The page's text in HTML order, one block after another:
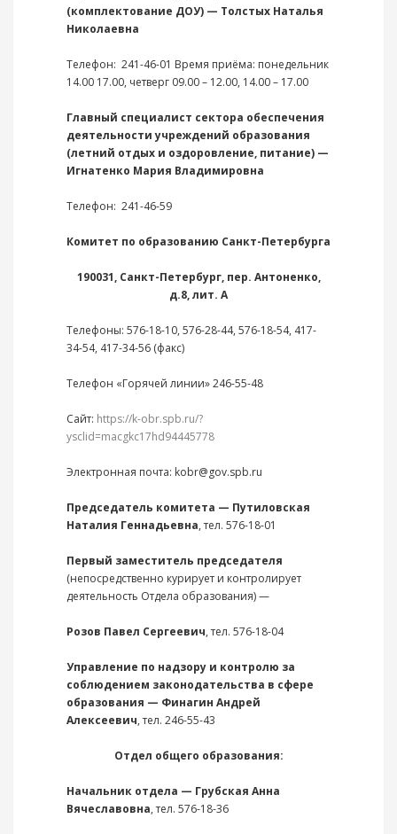
(комплектование ДОУ) — Толстых Наталья
Николаевна
Телефон: 241-46-01 Время приёма: понедельник
14.00 17.00, четверг 09.00 – 12.00, 14.00 – 17.00
Главный специалист сектора обеспечения
деятельности учреждений образования
(летний отдых и оздоровление, питание) —
Игнатенко Мария Владимировна
Телефон: 241-46-59
Комитет по образованию Санкт-Петербурга
190031, Санкт-Петербург, пер. Антоненко,
д.8, лит. А
Телефоны: 576-18-10, 576-28-44, 576-18-54, 417-
34-54, 417-34-56 (факс)
Телефон «Горячей линии» 246-55-48
Сайт: https://k-obr.spb.ru/?
ysclid=macgkc17hd94445778
Электронная почта: kobr@gov.spb.ru
Председатель комитета — Путиловская
Наталия Геннадьевна, тел. 576-18-01
Первый заместитель председателя
(непосредственно курирует и контролирует
деятельность Отдела образования) —
Розов Павел Сергеевич, тел. 576-18-04
Управление по надзору и контролю за
соблюдением законодательства в сфере
образования — Финагин Андрей
Алексеевич, тел. 246-55-43
Отдел общего образования:
Начальник отдела — Грубская Анна
Вячеславовна, тел. 576-18-36